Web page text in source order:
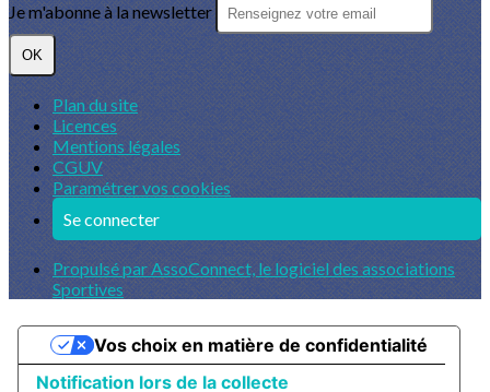
Je m'abonne à la newsletter
OK
Plan du site
Licences
Mentions légales
CGUV
Paramétrer vos cookies
Se connecter
Propulsé par AssoConnect, le logiciel des associations
Sportives
Notification lors de la collecte
Vos choix en matière de confidentialité